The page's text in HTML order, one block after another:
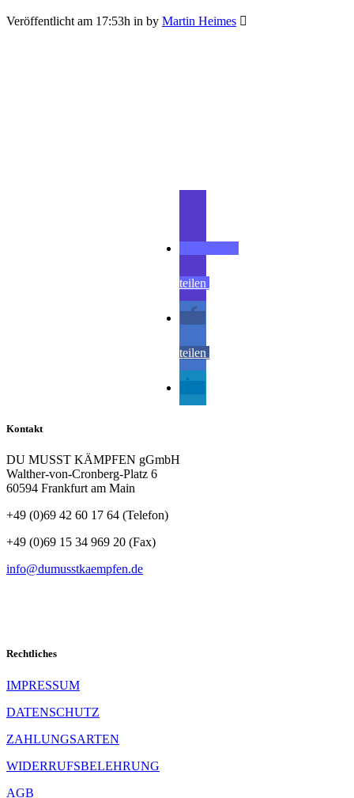
Veröffentlicht am 17:53h in by Martin Heimes
teilen
teilen
Kontakt
DU MUSST KÄMPFEN gGmbH
Walther-von-Cronberg-Platz 6
60594 Frankfurt am Main
+49 (0)69 42 60 17 64 (Telefon)
+49 (0)69 15 34 969 20 (Fax)
info@dumusstkaempfen.de
Rechtliches
IMPRESSUM
DATENSCHUTZ
ZAHLUNGSARTEN
WIDERRUFSBELEHRUNG
AGB